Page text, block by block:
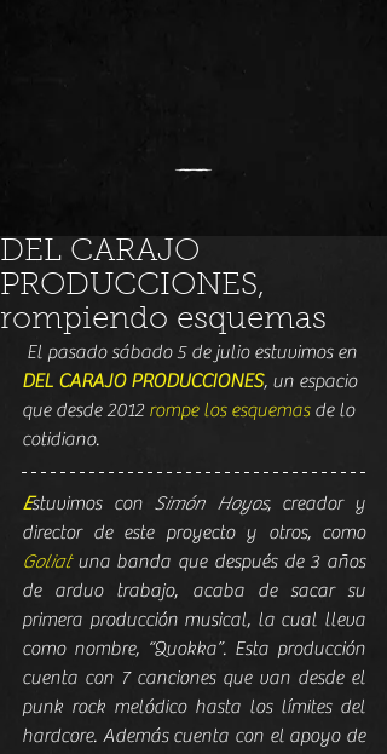
DEL CARAJO
PRODUCCIONES,
rompiendo esquemas
El pasado sábado 5 de julio estuvimos en
DEL CARAJO PRODUCCIONES, un espacio
que desde 2012 rompe los esquemas de lo
cotidiano.
Estuvimos con Simón Hoyos, creador y
director de este proyecto y otros, como
Goliat una banda que después de 3 años
de arduo trabajo, acaba de sacar su
primera producción musical, la cual lleva
como nombre, “Quokka”. Esta producción
cuenta con 7 canciones que van desde el
punk rock melódico hasta los límites del
hardcore. Además cuenta con el apoyo de